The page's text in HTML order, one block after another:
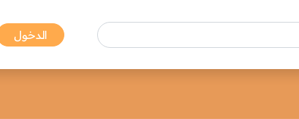
الدخول